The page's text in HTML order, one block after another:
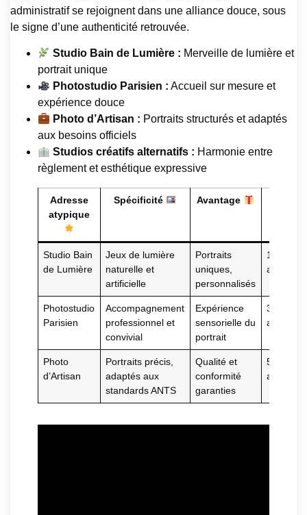
administratif se rejoignent dans une alliance douce, sous
le signe d’une authenticité retrouvée.
Studio Bain de Lumière : Merveille de lumière et
portrait unique
Photostudio Parisien : Accueil sur mesure et
expérience douce
Photo d’Artisan : Portraits structurés et adaptés
aux besoins officiels
Studios créatifs alternatifs : Harmonie entre
règlement et esthétique expressive
Adresse
atypique
Spécificité Avantage
Studio Bain
de Lumière
Jeux de lumière
naturelle et
artificielle
Portraits
uniques,
personnalisés
11ème
Photostudio
Parisien
Accompagnement
professionnel et
convivial
Expérience
sensorielle du
portrait
3ème
Photo
d’Artisan
Portraits précis,
adaptés aux
standards ANTS
Qualité et
conformité
garanties
5ème